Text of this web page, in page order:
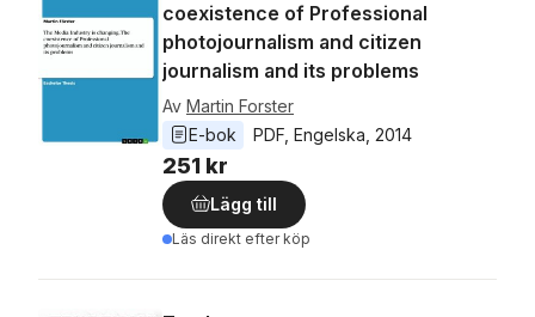
coexistence of Professional
photojournalism and citizen
journalism and its problems
Av Martin Forster
E-bok
PDF Engelska 2014
251 kr
Lägg till
Läs direkt efter köp